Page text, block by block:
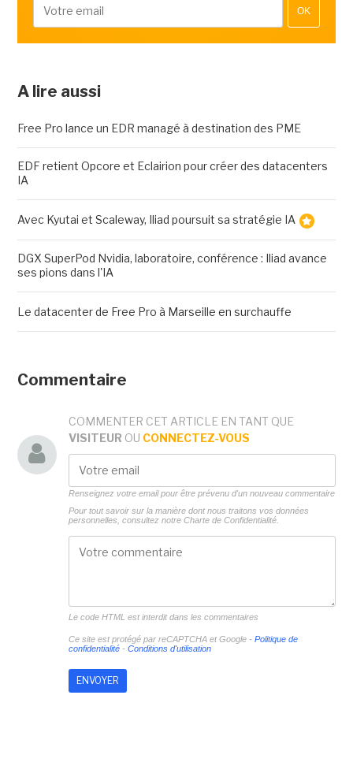
OK
A lire aussi
Free Pro lance un EDR managé à destination des PME
EDF retient Opcore et Eclairion pour créer des datacenters
IA
Avec Kyutai et Scaleway, Iliad poursuit sa stratégie IA
DGX SuperPod Nvidia, laboratoire, conférence : Iliad avance
ses pions dans l'IA
Le datacenter de Free Pro à Marseille en surchauffe
Commentaire
COMMENTER CET ARTICLE EN TANT QUE
VISITEUR OU CONNECTEZ-VOUS
Renseignez votre email pour être prévenu d'un nouveau commentaire
Pour tout savoir sur la manière dont nous traitons vos données
personnelles, consultez notre Charte de Confidentialité.
Le code HTML est interdit dans les commentaires
Ce site est protégé par reCAPTCHA et Google - Politique de
confidentialité- Conditions d'utilisation